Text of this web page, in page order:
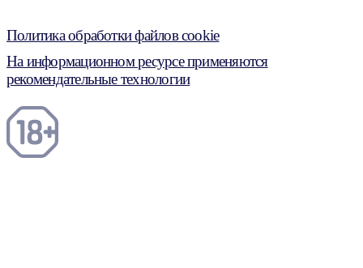
Политика обработки файлов cookie
На информационном ресурсе применяются
рекомендательные технологии